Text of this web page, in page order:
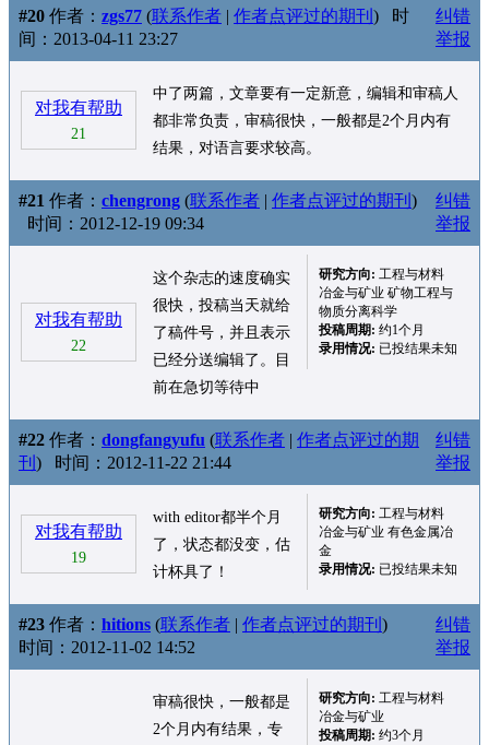
#20 作者： zgs77 (联系作者 | 作者点评过的期刊 ) 时
间：2013-04-11 23:27
纠错
举报
对我有帮助
21
中了两篇，文章要有一定新意，编辑和审稿人
都非常负责，审稿很快，一般都是2个月内有
结果，对语言要求较高。
#21 作者： chengrong (联系作者 | 作者点评过的期刊 )
时间：2012-12-19 09:34
纠错
举报
对我有帮助
22
这个杂志的速度确实
很快，投稿当天就给
了稿件号，并且表示
已经分送编辑了。目
前在急切等待中
研究方向: 工程与材料
冶金与矿业 矿物工程与
物质分离科学
投稿周期: 约1个月
录用情况: 已投结果未知
#22 作者： dongfangyufu (联系作者 | 作者点评过的期
刊 ) 时间：2012-11-22 21:44
纠错
举报
对我有帮助
19
with editor都半个月
了，状态都没变，估
计杯具了！
研究方向: 工程与材料
冶金与矿业 有色金属冶
金
录用情况: 已投结果未知
#23 作者： hitions (联系作者 | 作者点评过的期刊 )
时间：2012-11-02 14:52
纠错
举报
审稿很快，一般都是
2个月内有结果，专
研究方向: 工程与材料
冶金与矿业
投稿周期: 约3个月